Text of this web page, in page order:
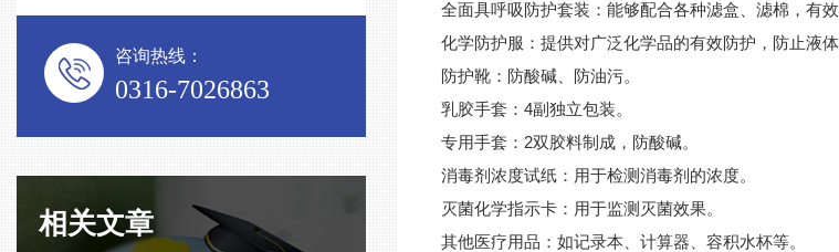
咨询热线：
0316-7026863
相关文章
全面具呼吸防护套装：能够配合各种滤盒、滤棉，有
化学防护服：提供对广泛化学品的有效防护，防止液
防护靴：防酸碱、防油污。
乳胶手套：4副独立包装。
专用手套： 2双胶料制成，防酸碱。
消毒剂浓度试纸：用于检测消毒剂的浓度。
灭菌化学指示卡：用于监测灭菌效果。
其他医疗用品：如记录本、计算器、容积水杯等。